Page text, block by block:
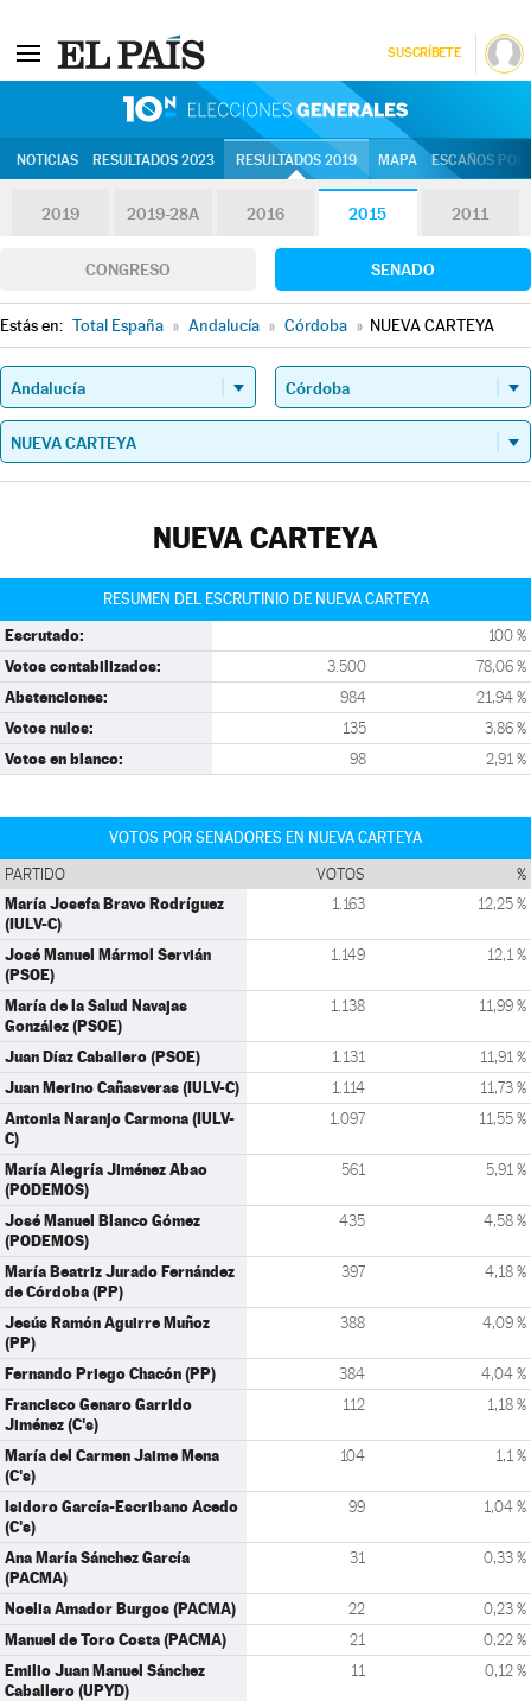
SUSCRÍBETE
NOTICIAS RESULTADOS 2023 RESULTADOS 2019 MAPA ESCAÑOS
2019 2019-28A 2016 2015 2011
CONGRESO SENADO
Estás en: Total España » Andalucía » Córdoba » NUEVA CARTEYA
NUEVA CARTEYA
RESUMEN DEL ESCRUTINIO DE NUEVA CARTEYA
Escrutado: 100 %
Votos contabilizados: 3.500 78,06 %
Abstenciones: 984 21,94 %
Votos nulos: 135 3,86 %
Votos en blanco: 98 2,91 %
VOTOS POR SENADORES EN NUEVA CARTEYA
PARTIDO VOTOS %
María Josefa Bravo Rodríguez
(IULV-C)
1.163 12,25 %
José Manuel Mármol Servián
(PSOE)
1.149 12,1 %
María de la Salud Navajas
González (PSOE)
1.138 11,99 %
Juan Díaz Caballero (PSOE) 1.131 11,91 %
Juan Merino Cañasveras (IULV-C) 1.114 11,73 %
Antonia Naranjo Carmona (IULV-
C)
1.097 11,55 %
María Alegría Jiménez Abao
(PODEMOS)
561 5,91 %
José Manuel Blanco Gómez
(PODEMOS)
435 4,58 %
María Beatriz Jurado Fernández
de Córdoba (PP)
397 4,18 %
Jesús Ramón Aguirre Muñoz
(PP)
388 4,09 %
Fernando Priego Chacón (PP) 384 4,04 %
Francisco Genaro Garrido
Jiménez (C's)
112 1,18 %
María del Carmen Jaime Mena
(C's)
104 1,1 %
Isidoro García-Escribano Acedo
(C's)
99 1,04 %
Ana María Sánchez García
(PACMA)
31 0,33 %
Noelia Amador Burgos (PACMA) 22 0,23 %
Manuel de Toro Costa (PACMA) 21 0,22 %
Emilio Juan Manuel Sánchez
Caballero (UPYD)
11 0,12 %